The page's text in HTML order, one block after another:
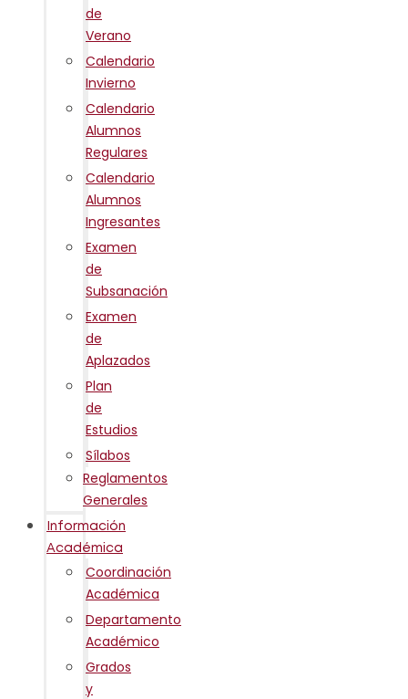
de
Verano
Calendario
Invierno
Calendario
Alumnos
Regulares
Calendario
Alumnos
Ingresantes
Examen
de
Subsanación
Examen
de
Aplazados
Plan
de
Estudios
Sílabos
Reglamentos
Generales
Información
Académica
Coordinación
Académica
Departamento
Académico
Grados
y